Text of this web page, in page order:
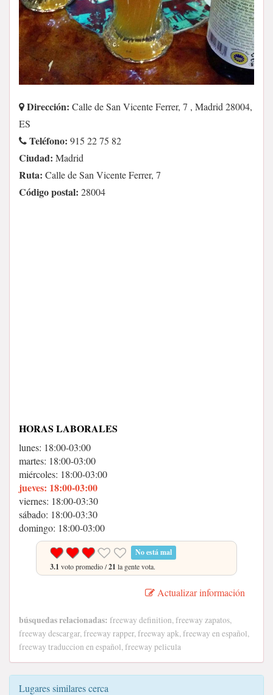
Dirección: Calle de San Vicente Ferrer, 7 , Madrid 28004,
ES
Teléfono: 915 22 75 82
Ciudad: Madrid
Ruta: Calle de San Vicente Ferrer, 7
Código postal: 28004
HORAS LABORALES
lunes: 18:00-03:00
martes: 18:00-03:00
miércoles: 18:00-03:00
jueves: 18:00-03:00
viernes: 18:00-03:30
sábado: 18:00-03:30
domingo: 18:00-03:00
No está mal
3.1 voto promedio /21 la gente vota.
Actualizar información
búsquedas relacionadas: freeway definition, freeway zapatos,
freeway descargar, freeway rapper, freeway apk, freeway en español,
freeway traduccion en español, freeway pelicula
Lugares similares cerca